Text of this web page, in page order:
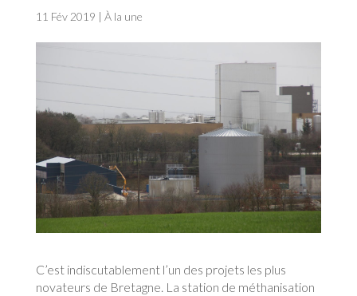
11 Fév 2019 | À la une
C’est indiscutablement l’un des projets les plus
novateurs de Bretagne. La station de méthanisation